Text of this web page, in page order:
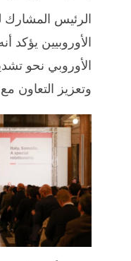
الرئيس
الأوروبيين يؤكد
الأوروبي نحو
وتعزيز التعاون